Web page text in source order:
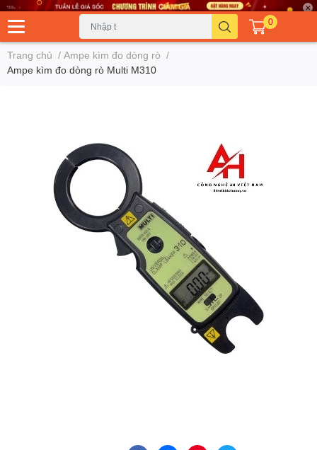
0
Trang chủ / Ampe kìm đo dòng rò /
Ampe kìm đo dòng rò Multi M310